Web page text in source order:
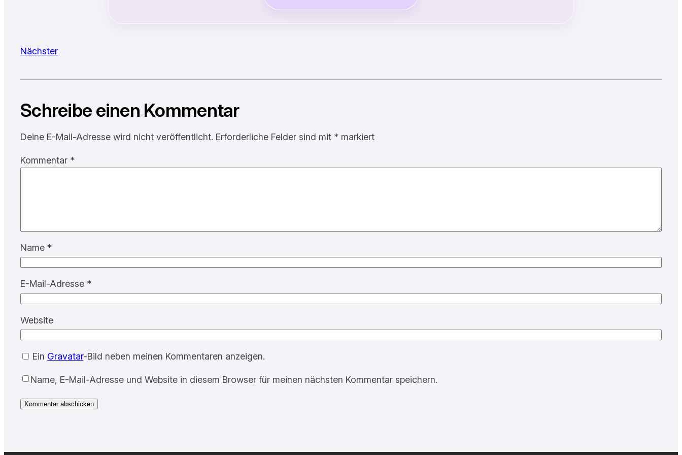
Nächster
Schreibe einen Kommentar
Deine E-Mail-Adresse wird nicht veröffentlicht. Erforderliche Felder sind mit * markiert
Kommentar *
Name *
E-Mail-Adresse *
Website
Ein Gravatar-Bild neben meinen Kommentaren anzeigen.
Name, E-Mail-Adresse und Website in diesem Browser für meinen nächsten Kommentar speichern.